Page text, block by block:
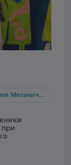
Мельниченко